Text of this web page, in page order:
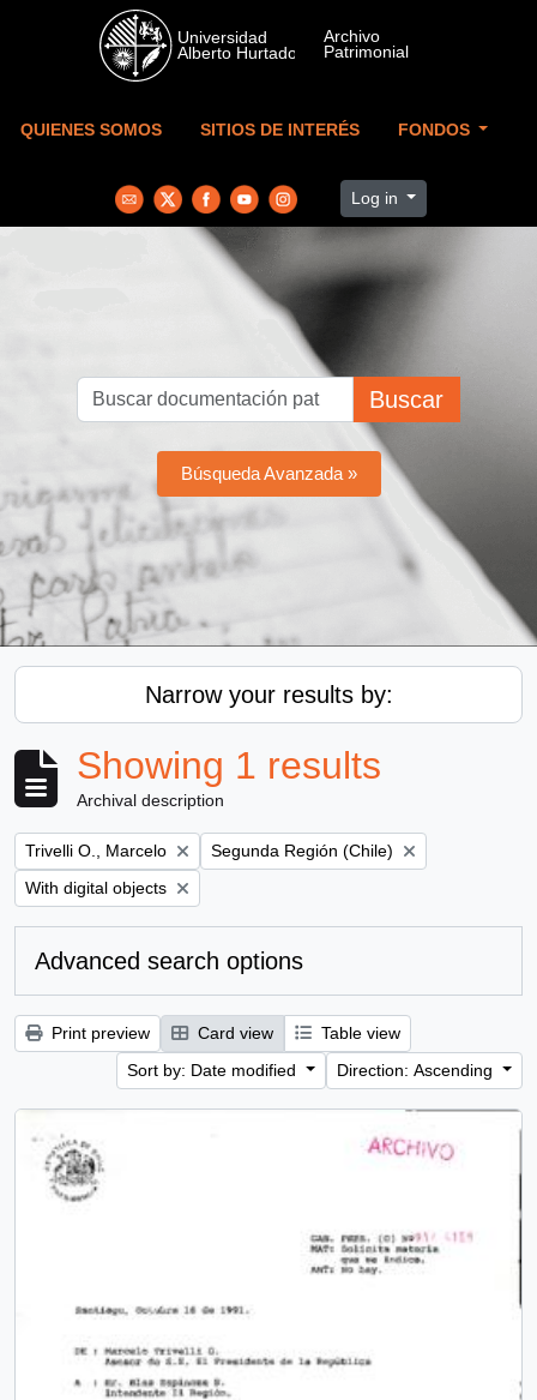
Skip to main content
QUIENES SOMOS SITIOS DE INTERÉS FONDOS
Log in
Buscar
Búsqueda Avanzada »
Narrow your results by:
Showing 1 results
Archival description
Remove filter:
Trivelli O., Marcelo Remove filter:
Segunda Región (Chile)
Remove filter:
With digital objects
Advanced search options
Print preview Card view
Table view
Sort by: Date modified
Direction: Ascending